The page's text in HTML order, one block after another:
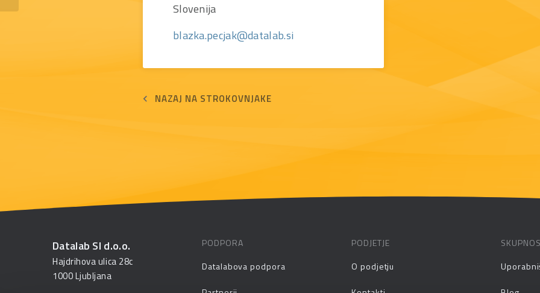
Slovenija
blazka.pecjak@datalab.si
NAZAJ NA STROKOVNJAKE
Datalab SI d.o.o.
Hajdrihova ulica 28c
1000 Ljubljana
PODPORA
Datalabova podpora
PODJETJE
O podjetju